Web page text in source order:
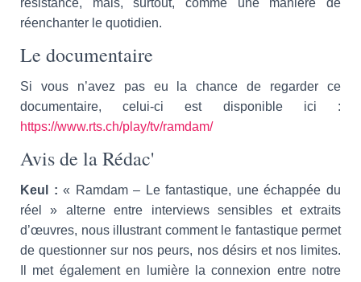
réenchanter le quotidien.
Le documentaire
Si vous n’avez pas eu la chance de regarder ce
documentaire, celui-ci est disponible ici :
https://www.rts.ch/play/tv/ramdam/
Avis de la Rédac'
Keul :« Ramdam – Le fantastique, une échappée du
réel » alterne entre interviews sensibles et extraits
d’œuvres, nous illustrant comment le fantastique permet
de questionner sur nos peurs, nos désirs et nos limites.
Il met également en lumière la connexion entre notre